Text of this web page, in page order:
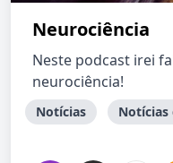
Neurociência
Neste podcast irei
neurociência!
Notícias